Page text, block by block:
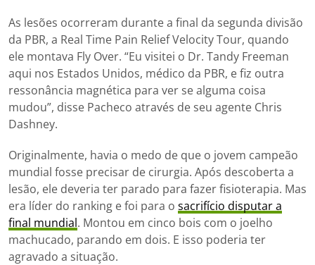
As lesões ocorreram durante a final da segunda divisão
da PBR, a Real Time Pain Relief Velocity Tour, quando
ele montava Fly Over. “Eu visitei o Dr. Tandy Freeman
aqui nos Estados Unidos, médico da PBR, e fiz outra
ressonância magnética para ver se alguma coisa
mudou”, disse Pacheco através de seu agente Chris
Dashney.
Originalmente, havia o medo de que o jovem campeão
mundial fosse precisar de cirurgia. Após descoberta a
lesão, ele deveria ter parado para fazer fisioterapia. Mas
era líder do ranking e foi para o sacrifício disputar a
final mundial. Montou em cinco bois com o joelho
machucado, parando em dois. E isso poderia ter
agravado a situação.